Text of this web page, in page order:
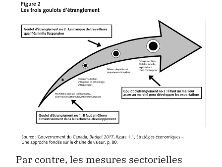
Par contre, les mesures sectorielles